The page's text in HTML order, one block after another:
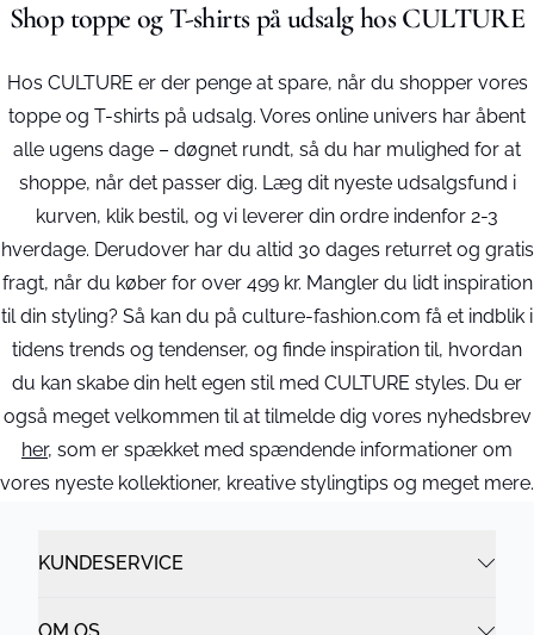
Shop toppe og T-shirts på udsalg hos CULTURE
Hos CULTURE er der penge at spare, når du shopper vores
toppe og T-shirts på udsalg. Vores online univers har åbent
alle ugens dage – døgnet rundt, så du har mulighed for at
shoppe, når det passer dig. Læg dit nyeste udsalgsfund i
kurven, klik bestil, og vi leverer din ordre indenfor 2-3
hverdage. Derudover har du altid 30 dages returret og gratis
fragt, når du køber for over 499 kr. Mangler du lidt inspiration
til din styling? Så kan du på culture-fashion.com få et indblik i
tidens trends og tendenser, og finde inspiration til, hvordan
du kan skabe din helt egen stil med CULTURE styles. Du er
også meget velkommen til at tilmelde dig vores nyhedsbrev
her, som er spækket med spændende informationer om
vores nyeste kollektioner, kreative stylingtips og meget mere.
KUNDESERVICE